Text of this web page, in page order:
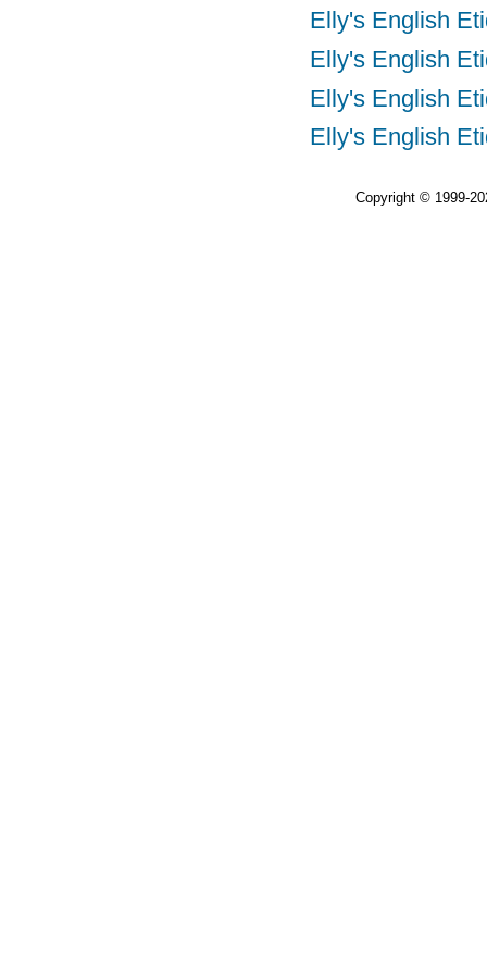
Elly's English
Elly's English
Elly's English
Elly's English
Copyright © 1999-